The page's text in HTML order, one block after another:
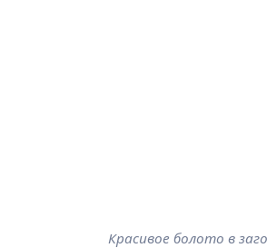
Красивое болото в